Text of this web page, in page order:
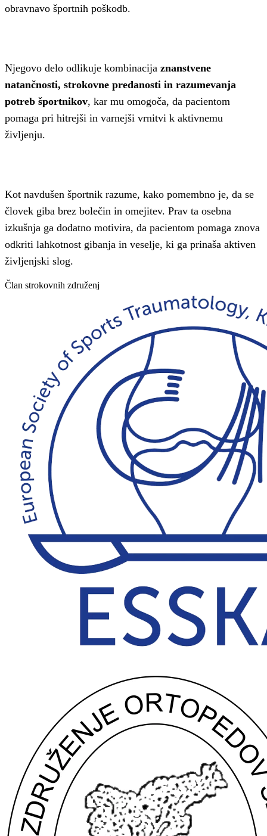
obravnavo športnih poškodb.
Njegovo delo odlikuje kombinacija znanstvene
natančnosti, strokovne predanosti in razumevanja
potreb športnikov, kar mu omogoča, da pacientom
pomaga pri hitrejši in varnejši vrnitvi k aktivnemu
življenju.
Kot navdušen športnik razume, kako pomembno je, da se
človek giba brez bolečin in omejitev. Prav ta osebna
izkušnja ga dodatno motivira, da pacientom pomaga znova
odkriti lahkotnost gibanja in veselje, ki ga prinaša aktiven
življenjski slog.
Član strokovnih združenj